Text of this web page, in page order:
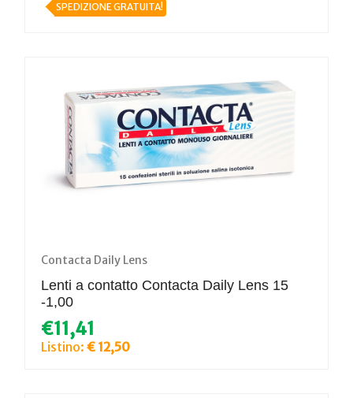
SPEDIZIONE GRATUITA!
Contacta Daily Lens
Lenti a contatto Contacta Daily Lens 15
-1,00
€11,41
Listino: € 12,50